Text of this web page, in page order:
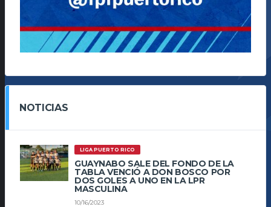
NOTICIAS
LIGA PUERTO RICO
GUAYNABO SALE DEL FONDO DE LA
TABLA VENCIÓ A DON BOSCO POR
DOS GOLES A UNO EN LA LPR
MASCULINA
10/16/2023